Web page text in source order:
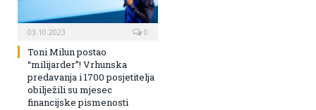
03.10.2023 0
Toni Milun postao
“milijarder”! Vrhunska
predavanja i 1700 posjetitelja
obilježili su mjesec
financijske pismenosti